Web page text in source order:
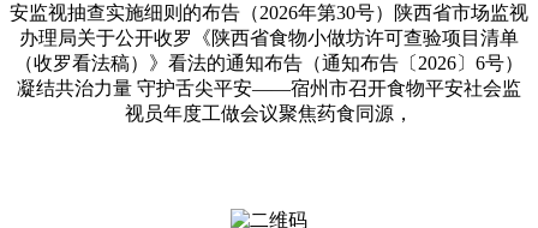
安监视抽查实施细则的布告（2026年第30号）陕西省市场监视
办理局关于公开收罗《陕西省食物小做坊许可查验项目清单
（收罗看法稿）》看法的通知布告（通知布告〔2026〕6号）
凝结共治力量 守护舌尖平安——宿州市召开食物平安社会监
视员年度工做会议聚焦药食同源，